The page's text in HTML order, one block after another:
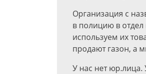
Организация с
в полицию в
используем их
продают газон, а
У нас нет юр.лица.